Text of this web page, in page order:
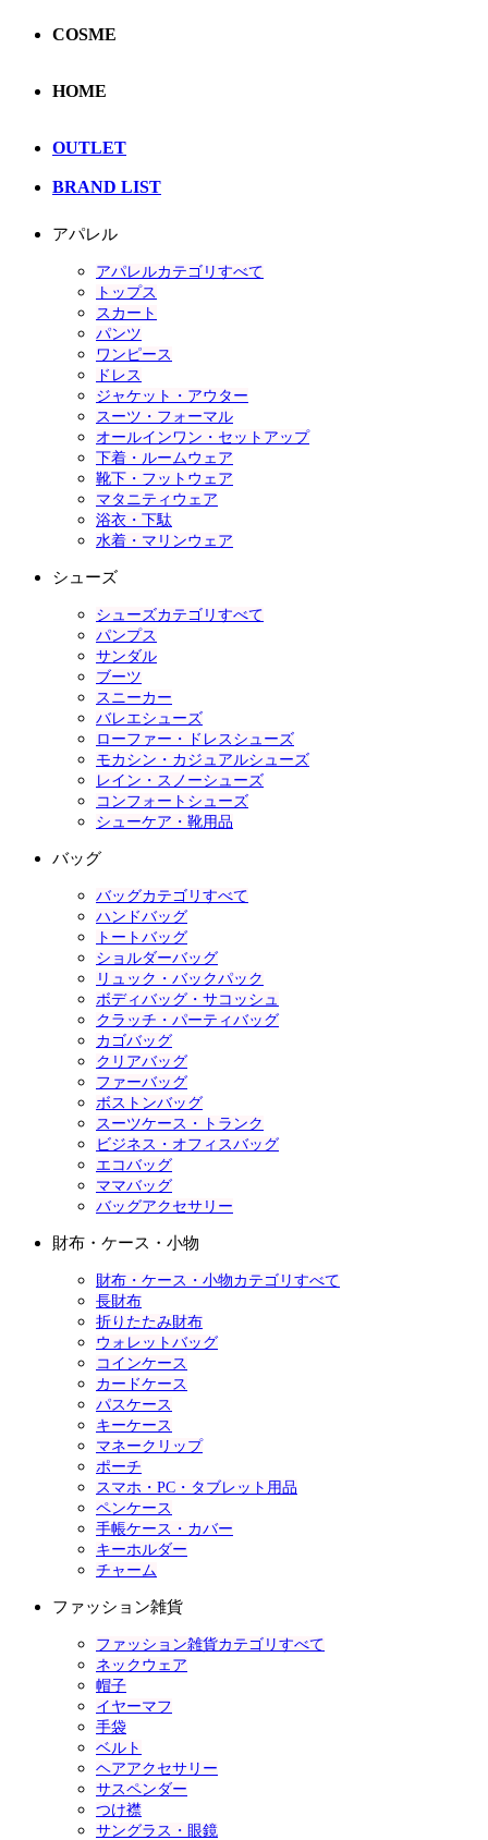
COSME
HOME
OUTLET
BRAND LIST
アパレル
アパレルカテゴリすべて
トップス
スカート
パンツ
ワンピース
ドレス
ジャケット・アウター
スーツ・フォーマル
オールインワン・セットアップ
下着・ルームウェア
靴下・フットウェア
マタニティウェア
浴衣・下駄
水着・マリンウェア
シューズ
シューズカテゴリすべて
パンプス
サンダル
ブーツ
スニーカー
バレエシューズ
ローファー・ドレスシューズ
モカシン・カジュアルシューズ
レイン・スノーシューズ
コンフォートシューズ
シューケア・靴用品
バッグ
バッグカテゴリすべて
ハンドバッグ
トートバッグ
ショルダーバッグ
リュック・バックパック
ボディバッグ・サコッシュ
クラッチ・パーティバッグ
カゴバッグ
クリアバッグ
ファーバッグ
ボストンバッグ
スーツケース・トランク
ビジネス・オフィスバッグ
エコバッグ
ママバッグ
バッグアクセサリー
財布・ケース・小物
財布・ケース・小物カテゴリすべて
長財布
折りたたみ財布
ウォレットバッグ
コインケース
カードケース
パスケース
キーケース
マネークリップ
ポーチ
スマホ・PC・タブレット用品
ペンケース
手帳ケース・カバー
キーホルダー
チャーム
ファッション雑貨
ファッション雑貨カテゴリすべて
ネックウェア
帽子
イヤーマフ
手袋
ベルト
ヘアアクセサリー
サスペンダー
つけ襟
サングラス・眼鏡